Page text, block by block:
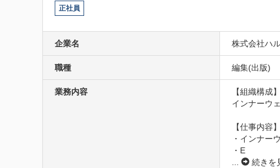
正社員
企業名 株式会社ハ
職種 編集(出版)
業務内容
【組織構成】
インナーウ
【仕事内容】
・インナー
・E
続きを